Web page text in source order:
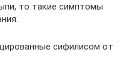
то такие симптомы
сифилисом от